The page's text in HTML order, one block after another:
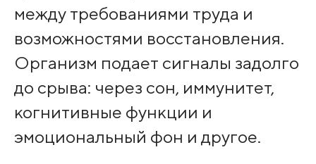
между требованиями труда и
возможностями восстановления.
Организм подает сигналы задолго
до срыва: через сон, иммунитет,
когнитивные функции и
эмоциональный фон и другое.